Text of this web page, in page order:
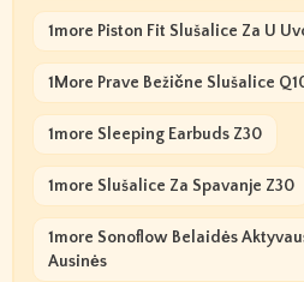
1more Piston Fit Slušalice Za U
1More Prave Bežične Slušalice
1more Sleeping Earbuds Z30
1more Slušalice Za Spavanje Z30
1more Sonoflow Belaidės
Ausinės